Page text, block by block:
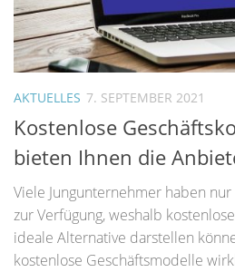
AKTUELLES 7. SEPTEMBER 2021
Kostenlose
bieten Ihnen die
Viele Jungunternehmer haben
zur Verfügung, weshalb
ideale Alternative darstellen
kostenlose Geschäftsmodelle